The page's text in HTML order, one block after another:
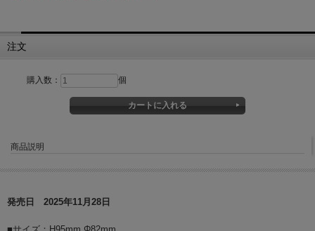
注文
購入数： 個
商品説明
発売日 2025年11月28日